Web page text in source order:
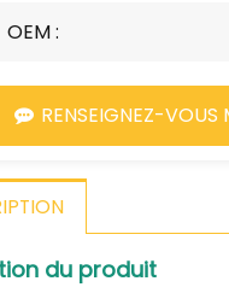
OEM :
RENSEIGNEZ-VOUS
du produit